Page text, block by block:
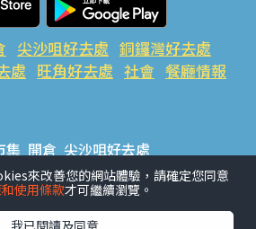
尖沙咀好去處 銅鑼灣好去處
處 旺角好去處 社會 餐廳情報
集 開倉 尖沙咀好去處
處 荃灣好去處 旺角好去處 社會
來改善您的網站體驗，請確定您同意
使用條款才可繼續瀏覽。
我已閱讀及同意